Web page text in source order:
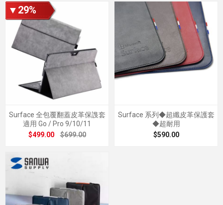
▼29%
Surface 全包覆翻蓋皮革保謢套
適用 Go / Pro 9/10/11
$499.00
$699.00
Surface 系列◆超纖皮革保護套
◆超耐用
$590.00